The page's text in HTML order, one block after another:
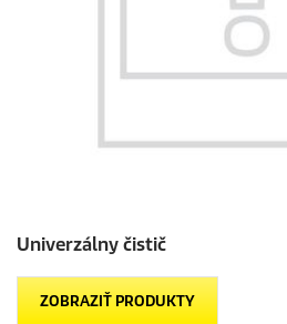
Univerzálny čistič
ZOBRAZIŤ PRODUKTY